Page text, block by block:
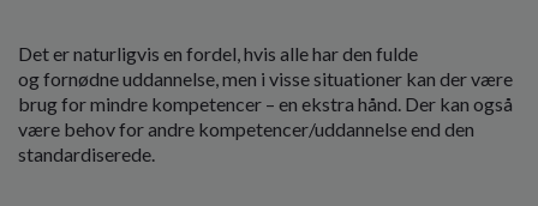
Det er naturligvis en fordel, hvis alle har den fulde
og fornødne uddannelse, men i visse situationer kan der være
brug for mindre kompetencer – en ekstra hånd. Der kan også
være behov for andre kompetencer/uddannelse end den
standardiserede.